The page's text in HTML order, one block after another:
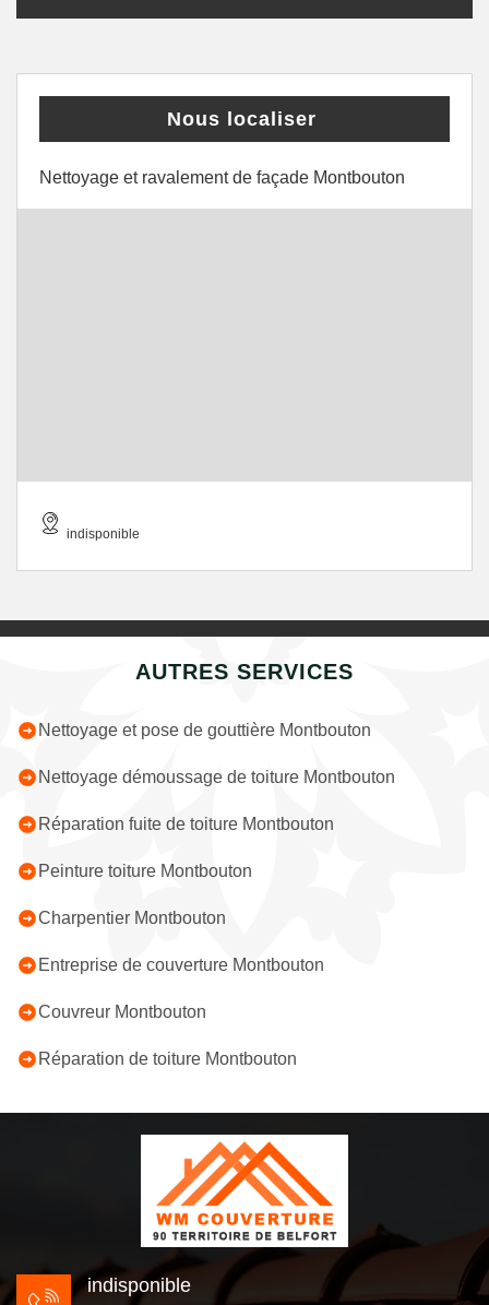
Nous localiser
Nettoyage et ravalement de façade Montbouton
indisponible
AUTRES SERVICES
Nettoyage et pose de gouttière Montbouton
Nettoyage démoussage de toiture Montbouton
Réparation fuite de toiture Montbouton
Peinture toiture Montbouton
Charpentier Montbouton
Entreprise de couverture Montbouton
Couvreur Montbouton
Réparation de toiture Montbouton
indisponible